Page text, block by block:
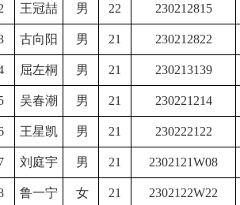
王冠喆 男 22 230212815
古向阳 男 21 230212822
屈左桐 男 21 230213139
吴春潮 男 21 230221214
王星凯 男 21 230222122
刘庭宇 男 21 2302121W08
鲁一宁 女 21 2302122W22